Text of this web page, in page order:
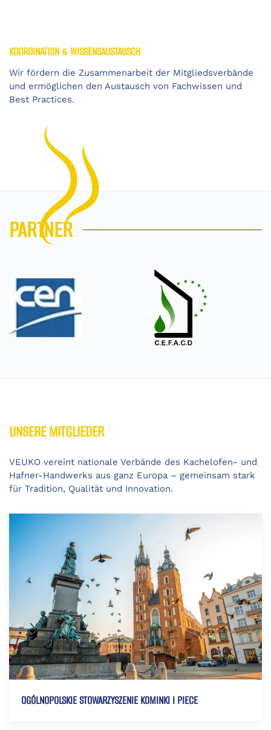
KOORDINATION & WISSENSAUSTAUSCH
Wir fördern die Zusammenarbeit der Mitgliedsverbände
und ermöglichen den Austausch von Fachwissen und
Best Practices.
PARTNER
UNSERE MITGLIEDER
VEUKO vereint nationale Verbände des Kachelofen- und
Hafner-Handwerks aus ganz Europa – gemeinsam stark
für Tradition, Qualität und Innovation.
OGÓLNOPOLSKIE STOWARZYSZENIE KOMINKI I PIECE